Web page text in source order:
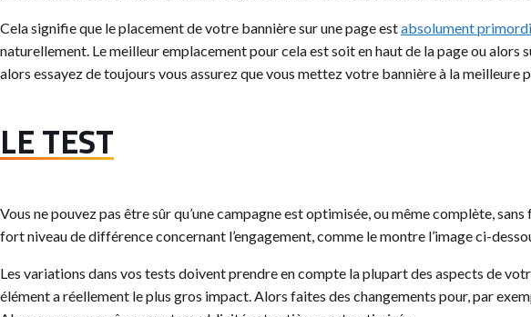
Cela signifie que le placement de votre bannière sur une page estabsolument
naturellement. Le meilleur emplacement pour cela est soit en haut de la page ou
alors essayez de toujours vous assurez que vous mettez votre bannière à la meilleure
LE TEST
Vous ne pouvez pas être sûr qu’une campagne est optimisée, ou même complète,
fort niveau de différence concernant l’engagement, comme le montre l’image ci-
Les variations dans vos tests doivent prendre en compte la plupart des aspects de
élément a réellement le plus gros impact. Alors faites des changements pour, par